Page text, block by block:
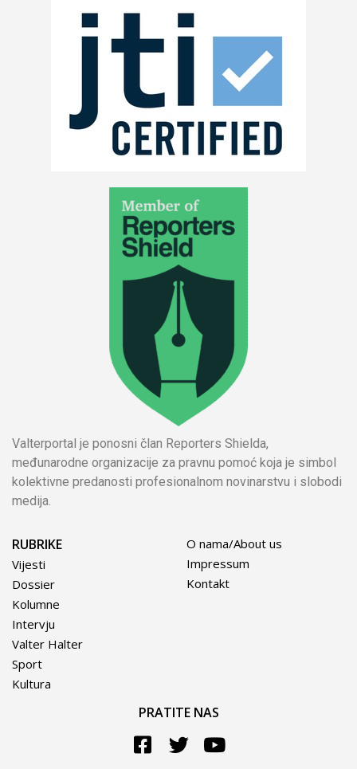
Valterportal je ponosni član Reporters Shielda,
međunarodne organizacije za pravnu pomoć koja je simbol
kolektivne predanosti profesionalnom novinarstvu i slobodi
medija.
RUBRIKE
Vijesti
Dossier
Kolumne
Intervju
Valter Halter
Sport
Kultura
O nama/About us
Impressum
Kontakt
PRATITE NAS